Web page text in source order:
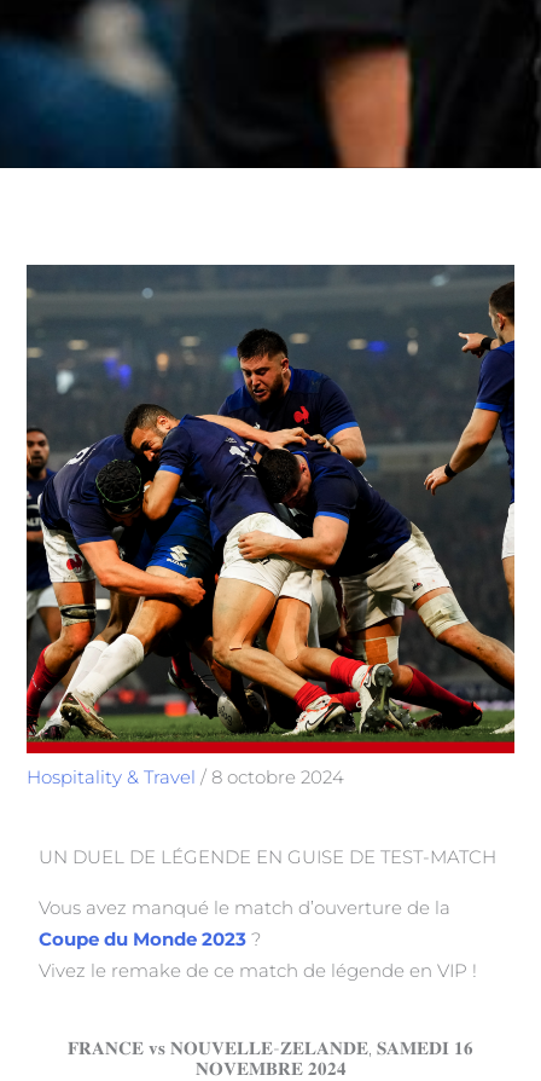
Hospitality & Travel / 8 octobre 2024
UN DUEL DE LÉGENDE EN GUISE DE TEST-MATCH
Vous avez manqué le match d’ouverture de la
Coupe du Monde 2023 ?
Vivez le remake de ce match de légende en VIP !
𝐅𝐑𝐀𝐍𝐂𝐄 𝐯𝐬 𝐍𝐎𝐔𝐕𝐄𝐋𝐋𝐄-𝐙𝐄𝐋𝐀𝐍𝐃𝐄, 𝐒𝐀𝐌𝐄𝐃𝐈 𝟏𝟔
𝐍𝐎𝐕𝐄𝐌𝐁𝐑𝐄 𝟐𝟎𝟐𝟒